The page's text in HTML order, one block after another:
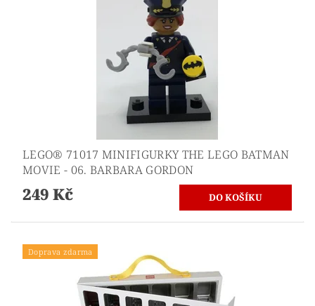
LEGO® 71017 MINIFIGURKY THE LEGO BATMAN
MOVIE - 06. BARBARA GORDON
249 Kč
Doprava zdarma